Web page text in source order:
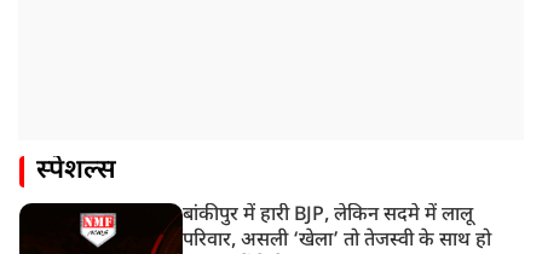
स्पेशल्स
बांकीपुर में हारी BJP, लेकिन सदमे में लालू
परिवार, असली ‘खेला’ तो तेजस्वी के साथ हो